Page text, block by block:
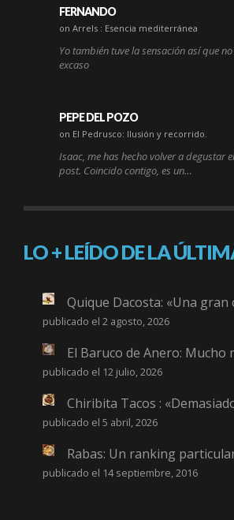
FERNANDO
on Arrels : Esencia mediterránea
Yo también tuve la sensación así que
excaso
PEPE DEL POZO
on El Pedrusco: Ilusión y recorrido.
Isaac, me has hecho volver a degustar
post. Coincido contigo, es un…
LO + LEÍDO DE LA
Quique Dacosta: «Una gran
publicado el 2 agosto, 2026
El Baruco de Anero: Mucho
publicado el 12 julio, 2026
Chiribita Tacos :
publicado el 5 abril, 2026
Rabas: Un ranking
publicado el 14 septiembre, 2016